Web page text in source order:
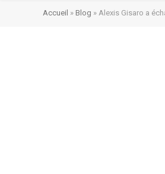
Accueil » Blog » Alexis Gisaro a